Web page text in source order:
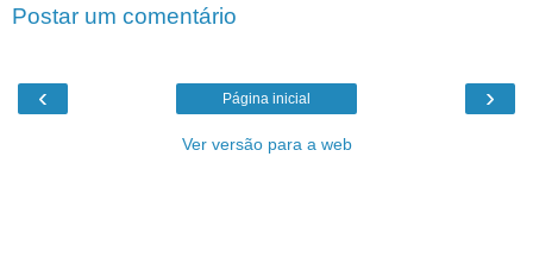
Postar um comentário
‹ ›
Página inicial
Ver versão para a web